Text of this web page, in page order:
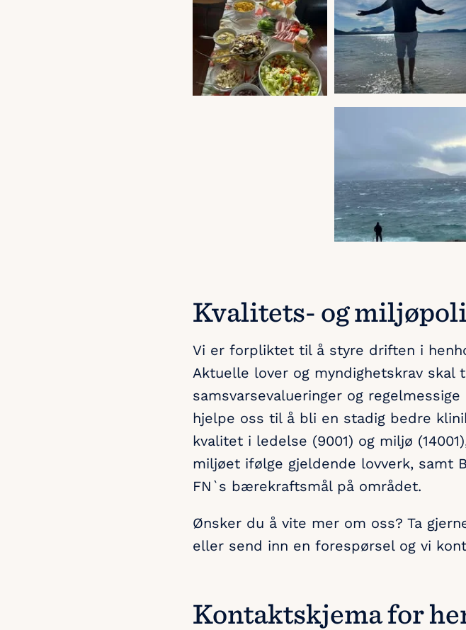
Kvalitets- og
Vi er forpliktet til å styre driften i
Aktuelle lover og myndighetskrav skal
samsvarsevalueringer og
hjelpe oss til å bli en stadig bedre
kvalitet i ledelse (9001) og miljø
miljøet ifølge gjeldende lovverk, samt
FN`s bærekraftsmål på området.
Ønsker du å vite mer om oss? Ta
eller send inn en forespørsel og vi
Kontaktskjema for